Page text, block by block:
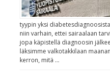
tyypin yksi
niin varhain, ettei sairaalaan
jopa käpistellä diagnoosin
läksimme valkotakkilaan
kerron, mitä …